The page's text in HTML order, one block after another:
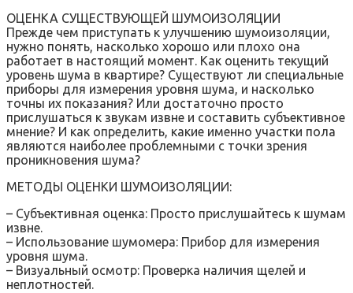
ОЦЕНКА СУЩЕСТВУЮЩЕЙ ШУМОИЗОЛЯЦИИ
Прежде чем приступать к улучшению шумоизоляции,
нужно понять, насколько хорошо или плохо она
работает в настоящий момент. Как оценить текущий
уровень шума в квартире? Существуют ли специальные
приборы для измерения уровня шума, и насколько
точны их показания? Или достаточно просто
прислушаться к звукам извне и составить субъективное
мнение? И как определить, какие именно участки пола
являются наиболее проблемными с точки зрения
проникновения шума?
МЕТОДЫ ОЦЕНКИ ШУМОИЗОЛЯЦИИ:
– Субъективная оценка: Просто прислушайтесь к шумам
извне.
– Использование шумомера: Прибор для измерения
уровня шума.
– Визуальный осмотр: Проверка наличия щелей и
неплотностей.